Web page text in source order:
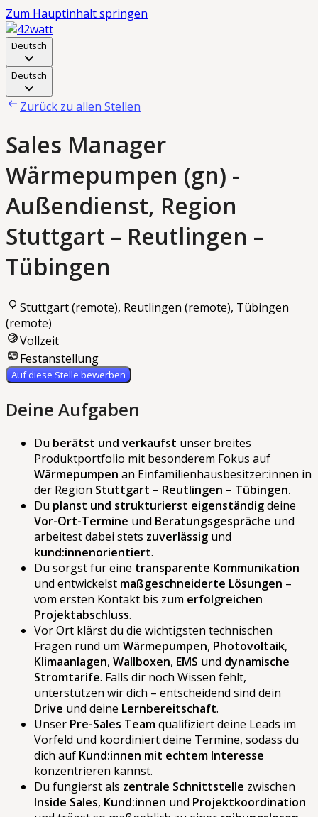
Zum Hauptinhalt springen
Deutsch
Deutsch
Zurück zu allen Stellen
Sales Manager
Wärmepumpen (gn) -
Außendienst, Region
Stuttgart – Reutlingen –
Tübingen
Stuttgart (remote), Reutlingen (remote), Tübingen
(remote)
Vollzeit
Festanstellung
Auf diese Stelle bewerben
Deine Aufgaben
Du berätst und verkaufst unser breites
Produktportfolio mit besonderem Fokus auf
Wärmepumpen an Einfamilienhausbesitzer:innen in
der Region Stuttgart – Reutlingen – Tübingen.
Du planst und strukturierst eigenständigdeine
Vor-Ort-Termine und Beratungsgespräche und
arbeitest dabei stets zuverlässig und
kund:innenorientiert.
Du sorgst für eine transparente Kommunikation
und entwickelst maßgeschneiderte Lösungen –
vom ersten Kontakt bis zum erfolgreichen
Projektabschluss.
Vor Ort klärst du die wichtigsten technischen
Fragen rund um Wärmepumpen, Photovoltaik,
Klimaanlagen, Wallboxen, EMS und dynamische
Stromtarife. Falls dir noch Wissen fehlt,
unterstützen wir dich – entscheidend sind dein
Drive und deine Lernbereitschaft.
Unser Pre-Sales Teamqualifiziert deine Leads im
Vorfeld und koordiniert deine Termine, sodass du
dich auf Kund:innen mit echtem Interesse
konzentrieren kannst.
Du fungierst als zentrale Schnittstelle zwischen
Inside Sales, Kund:innen und Projektkoordination